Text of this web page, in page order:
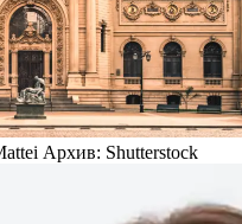
Архив: Shutterstock